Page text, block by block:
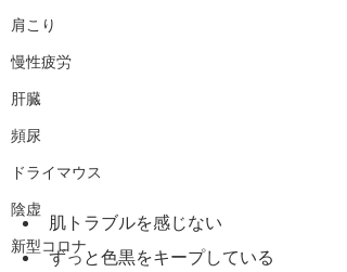
肩こり
慢性疲労
肝臓
頻尿
ドライマウス
陰虚
新型コロナ
肌トラブルを感じない
ずっと色黒をキープしている